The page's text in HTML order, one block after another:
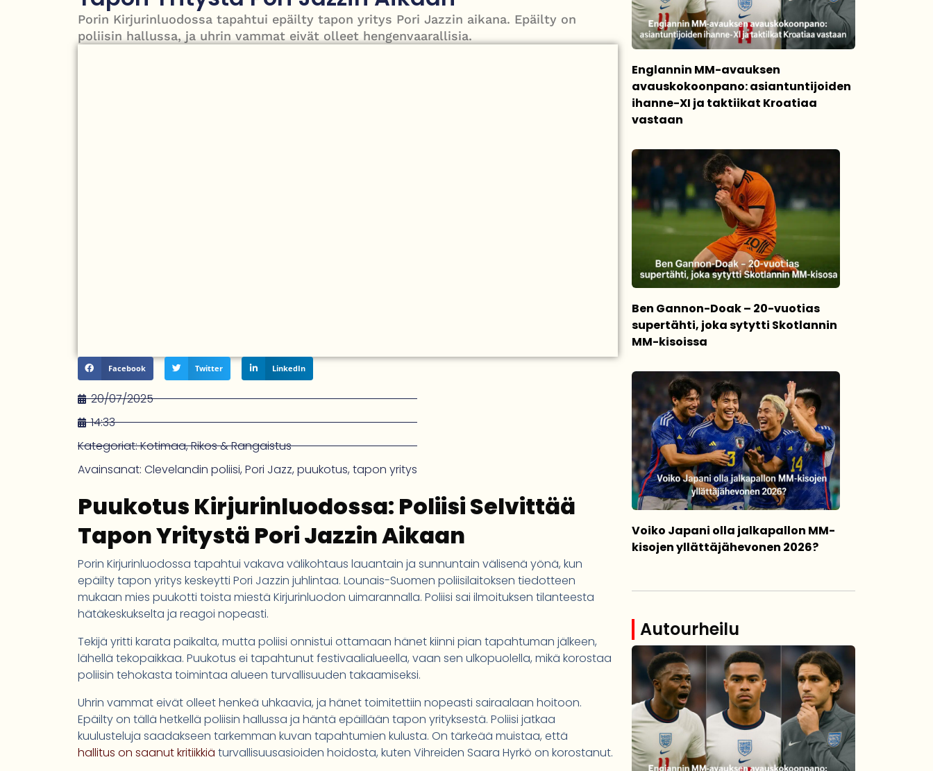
PT Vatanen antoi porttikiellon Juhana Tegelbergille – tiukka välienselvittely PTV Gymillä tallentui videolle
Porin Kirjurinluodossa tapahtui epäilty tapon yritys Pori Jazzin aikana. Epäilty on
poliisin hallussa, ja uhrin vammat eivät olleet hengenvaarallisia.
Facebook Twitter LinkedIn
20/07/2025
14:33
Kategoriat:Kotimaa,Rikos & Rangaistus
Avainsanat: Clevelandin poliisi,Pori Jazz,puukotus,tapon yritys
Puukotus Kirjurinluodossa: Poliisi Selvittää
Tapon Yritystä Pori Jazzin Aikaan
Porin Kirjurinluodossa tapahtui vakava välikohtaus lauantain ja sunnuntain välisenä yönä, kun
epäilty tapon yritys keskeytti Pori Jazzin juhlintaa. Lounais-Suomen poliisilaitoksen tiedotteen
mukaan mies puukotti toista miestä Kirjurinluodon uimarannalla. Poliisi sai ilmoituksen tilanteesta
hätäkeskukselta ja reagoi nopeasti.
Tekijä yritti karata paikalta, mutta poliisi onnistui ottamaan hänet kiinni pian tapahtuman jälkeen,
lähellä tekopaikkaa. Puukotus ei tapahtunut festivaalialueella, vaan sen ulkopuolella, mikä korostaa
poliisin tehokasta toimintaa alueen turvallisuuden takaamiseksi.
Uhrin vammat eivät olleet henkeä uhkaavia, ja hänet toimitettiin nopeasti sairaalaan hoitoon.
Epäilty on tällä hetkellä poliisin hallussa ja häntä epäillään tapon yrityksestä. Poliisi jatkaa
kuulusteluja saadakseen tarkemman kuvan tapahtumien kulusta. On tärkeää muistaa, että
hallitus on saanut kritiikkiä turvallisuusasioiden hoidosta, kuten Vihreiden Saara Hyrkö on korostanut.
Englannin MM-avauksen
avauskokoonpano: asiantuntijoiden
ihanne-XI ja taktiikat Kroatiaa
vastaan
Ben Gannon-Doak – 20-vuotias
supertähti, joka sytytti Skotlannin
MM-kisoissa
Voiko Japani olla jalkapallon MM-
kisojen yllättäjähevonen 2026?
Autourheilu